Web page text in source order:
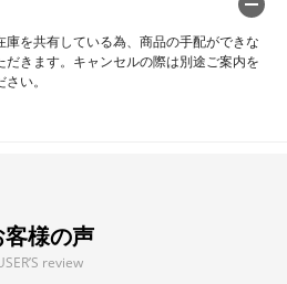
を共有している為、商品の手配ができな
きます。キャンセルの際は別途ご案内を
い。
客様の声
review